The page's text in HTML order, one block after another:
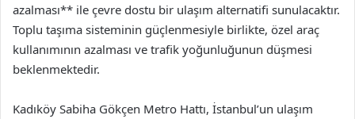
azalması** ile çevre dostu bir ulaşım alternatifi sunulacaktır.
Toplu taşıma sisteminin güçlenmesiyle birlikte, özel araç
kullanımının azalması ve trafik yoğunluğunun düşmesi
beklenmektedir.
Kadıköy Sabiha Gökçen Metro Hattı, İstanbul’un ulaşım